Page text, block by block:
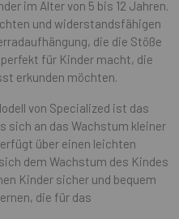
im Alter von 5 bis 12 Jahren.
und widerstandsfähigen
die die Stöße
für Kinder macht, die
erkunden möchten.
von Specialized ist das
sich an das Wachstum kleiner
über einen leichten
dem Wachstum des Kindes
Kinder sicher und bequem
die für das